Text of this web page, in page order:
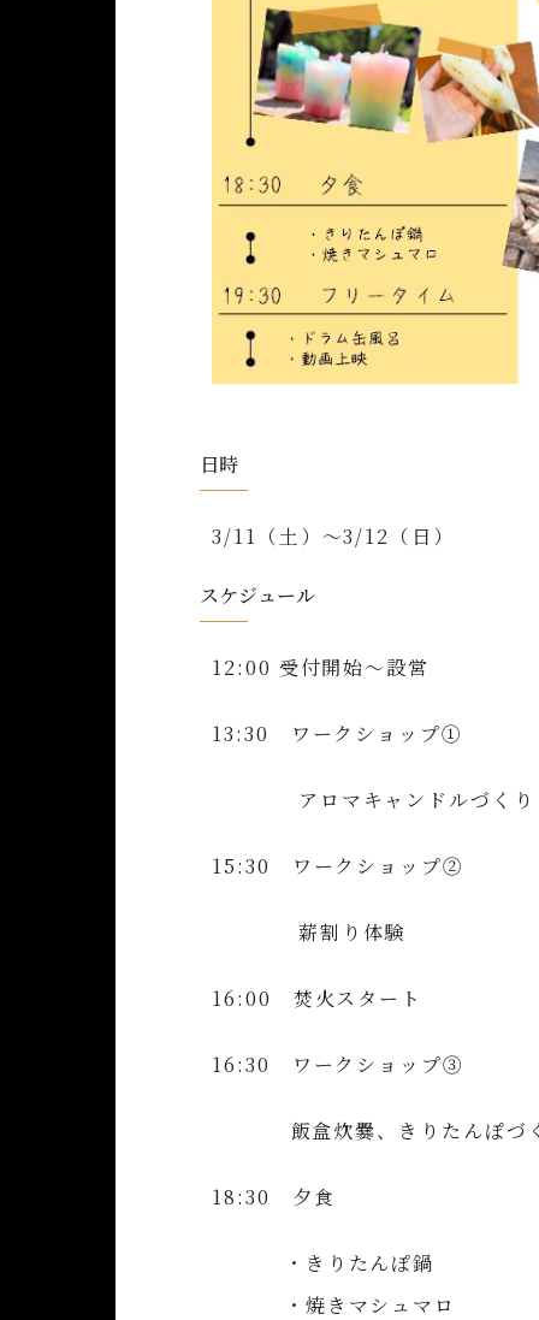
日時
3/11（土）～3/12（日）
スケジュール
12:00 受付開始～設営
13:30 ワークショップ①
アロマキャンドルづくり
15:30 ワークショップ②
薪割り体験
16:00 焚火スタート
16:30 ワークショップ③
飯盒炊爨、きりたんぽ
18:30 夕食
・きりたんぽ鍋
・焼きマシュマロ